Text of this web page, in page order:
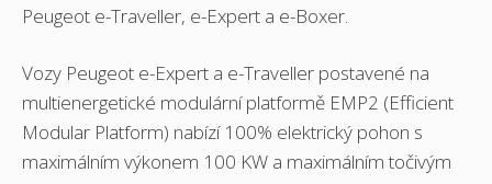
Peugeot e-Traveller, e-Expert a e-Boxer.
Vozy Peugeot e-Expert a e-Traveller postavené na
multienergetické modulární platformě EMP2 (Efficient
Modular Platform) nabízí 100% elektrický pohon s
maximálním výkonem 100 KW a maximálním točivým